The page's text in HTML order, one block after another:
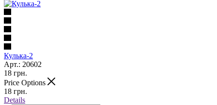
Кулька-2
Арт.: 20602
18 грн.
Price Options
18 грн.
Details